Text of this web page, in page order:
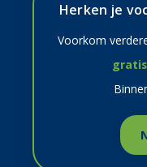
Herken je
Voorkom